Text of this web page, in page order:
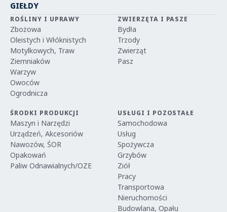
GIEŁDY
ROŚLINY I UPRAWY
Zbożowa
Oleistych i Włóknistych
Motylkowych, Traw
Ziemniaków
Warzyw
Owoców
Ogrodnicza
ZWIERZĘTA I PASZE
Bydła
Trzody
Zwierząt
Pasz
ŚRODKI PRODUKCJI
Maszyn i Narzędzi
Urządzeń, Akcesoriów
Nawozów, ŚOR
Opakowań
Paliw Odnawialnych/OZE
USŁUGI I POZOSTAŁE
Samochodowa
Usług
Spożywcza
Grzybów
Ziół
Pracy
Transportowa
Nieruchomości
Budowlana, Opału